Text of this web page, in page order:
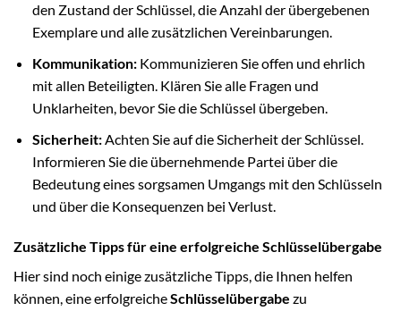
den Zustand der Schlüssel, die Anzahl der übergebenen
Exemplare und alle zusätzlichen Vereinbarungen.
Kommunikation:Kommunizieren Sie offen und ehrlich
mit allen Beteiligten. Klären Sie alle Fragen und
Unklarheiten, bevor Sie die Schlüssel übergeben.
Sicherheit:Achten Sie auf die Sicherheit der Schlüssel.
Informieren Sie die übernehmende Partei über die
Bedeutung eines sorgsamen Umgangs mit den Schlüsseln
und über die Konsequenzen bei Verlust.
Zusätzliche Tipps für eine erfolgreiche Schlüsselübergabe
Hier sind noch einige zusätzliche Tipps, die Ihnen helfen
können, eine erfolgreicheSchlüsselübergabe zu